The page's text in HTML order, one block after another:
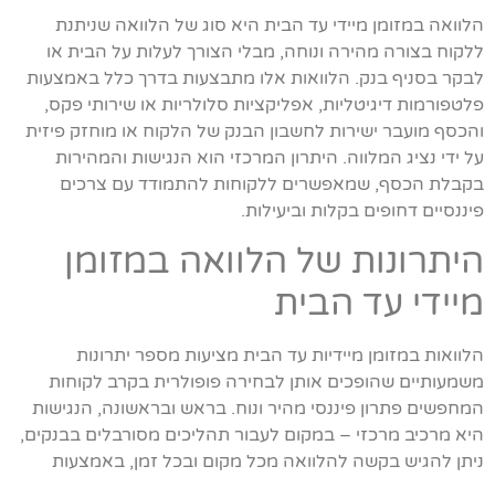
הלוואה במזומן מיידי עד הבית היא סוג של הלוואה שניתנת
ללקוח בצורה מהירה ונוחה, מבלי הצורך לעלות על הבית או
לבקר בסניף בנק. הלוואות אלו מתבצעות בדרך כלל באמצעות
פלטפורמות דיגיטליות, אפליקציות סלולריות או שירותי פקס,
והכסף מועבר ישירות לחשבון הבנק של הלקוח או מוחזק פיזית
על ידי נציג המלווה. היתרון המרכזי הוא הנגישות והמהירות
בקבלת הכסף, שמאפשרים ללקוחות להתמודד עם צרכים
פיננסיים דחופים בקלות וביעילות.
היתרונות של הלוואה במזומן
מיידי עד הבית
הלוואות במזומן מיידיות עד הבית מציעות מספר יתרונות
משמעותיים שהופכים אותן לבחירה פופולרית בקרב לקוחות
המחפשים פתרון פיננסי מהיר ונוח. בראש ובראשונה, הנגישות
היא מרכיב מרכזי – במקום לעבור תהליכים מסורבלים בבנקים,
ניתן להגיש בקשה להלוואה מכל מקום ובכל זמן, באמצעות